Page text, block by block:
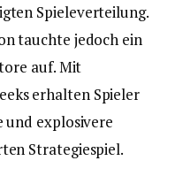
Spieleverteilung.
tauchte jedoch ein
auf. Mit
erhalten Spieler
und explosivere
Strategiespiel.